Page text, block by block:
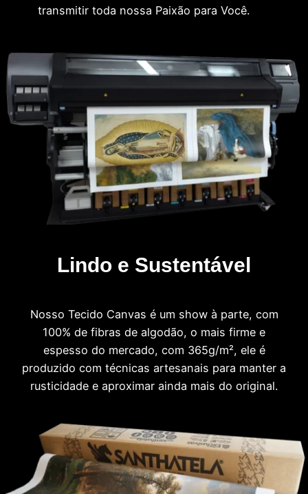
transmitir toda nossa Paixão para Você.
Lindo e Sustentável
Nosso Tecido Canvas é um show à parte, com
100% de fibras de algodão, o mais firme e
espesso do mercado, com 365g/m², ele é
produzido com técnicas artesanais para manter a
rusticidade e aproximar ainda mais do original.